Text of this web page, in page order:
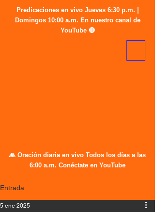
🙏 Oración diaria en vivo Todos los días a las
6:00 a.m. Conéctate en YouTube
Predicaciones en vivo Jueves 6:30 p.m. |
Domingos 10:00 a.m. En nuestro canal de
YouTube 🔴
Entrada
5 ene 2025